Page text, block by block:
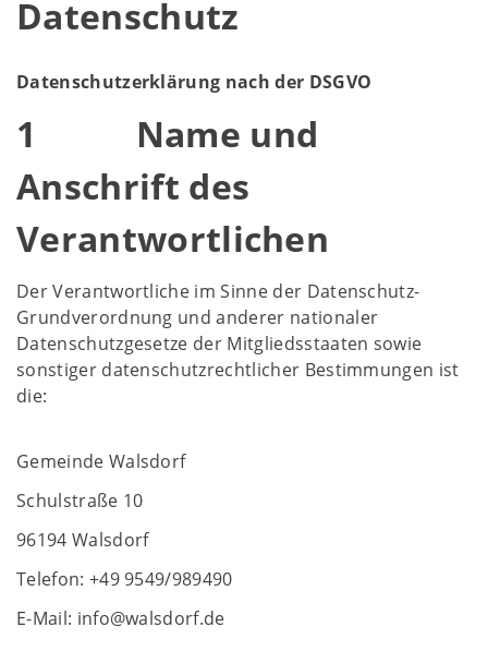
Datenschutz
Datenschutzerklärung nach der DSGVO
1 Name und
Anschrift des
Verantwortlichen
Der Verantwortliche im Sinne der Datenschutz-
Grundverordnung und anderer nationaler
Datenschutzgesetze der Mitgliedsstaaten sowie
sonstiger datenschutzrechtlicher Bestimmungen ist
die:
Gemeinde Walsdorf
Schulstraße 10
96194 Walsdorf
Telefon: +49 9549/989490
E-Mail: info@walsdorf.de